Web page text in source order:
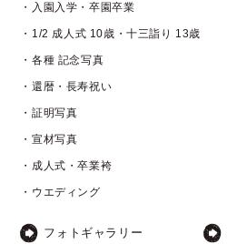
・入園入学・卒園卒業
・1/2 成人式 10歳・十三詣り 13歳
・各種 記念写真
・還暦・長寿祝い
・証明写真
・宣材写真
・成人式・卒業袴
・ウエディング
フォトギャラリー